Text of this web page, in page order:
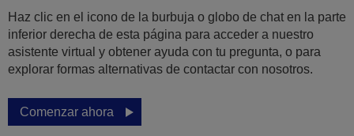
Haz clic en el icono de la burbuja o globo de chat en la parte
inferior derecha de esta página para acceder a nuestro
asistente virtual y obtener ayuda con tu pregunta, o para
explorar formas alternativas de contactar con nosotros.
Comenzar ahora